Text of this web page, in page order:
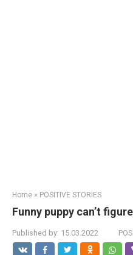
Home » POSITIVE STORIES
Funny puppy can’t
Published by: 15.03.2022